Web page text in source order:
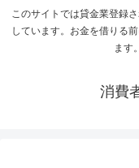
このサイトでは貸金業登録
しています。お金を借りる
ます
消費